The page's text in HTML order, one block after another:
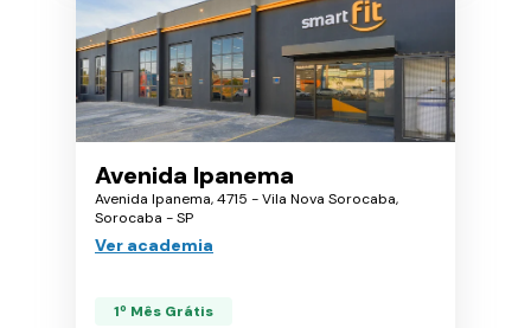
Avenida Ipanema
Avenida Ipanema, 4715 - Vila Nova Sorocaba,
Sorocaba - SP
Ver academia
1º Mês Grátis